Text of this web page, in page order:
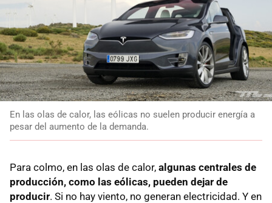
En las olas de calor, las eólicas no suelen producir energía a
pesar del aumento de la demanda.
Para colmo, en las olas de calor, algunas centrales de
producción, como las eólicas, pueden dejar de
producir. Si no hay viento, no generan electricidad. Y en